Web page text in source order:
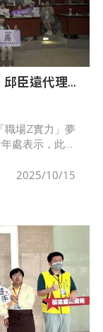
邱臣遠代理
職場Z實力」夢
處表示，此次
聚2025/10/15